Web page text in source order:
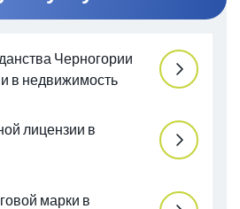
Черногории
в недвижимость
лицензии в
марки в